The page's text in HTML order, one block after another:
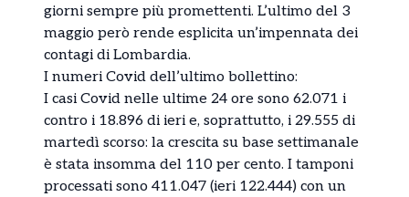
giorni sempre più promettenti. L’ultimo del 3
maggio però rende esplicita un’impennata dei
contagi di Lombardia.
I numeri Covid dell’ultimo bollettino:
I casi Covid nelle ultime 24 ore sono 62.071 i
contro i 18.896 di ieri e, soprattutto, i 29.555 di
martedì scorso: la crescita su base settimanale
è stata insomma del 110 per cento. I tamponi
processati sono 411.047 (ieri 122.444) con un